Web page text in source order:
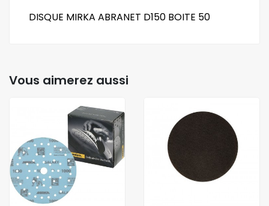
DISQUE MIRKA ABRANET D150 BOITE 50
Vous aimerez aussi